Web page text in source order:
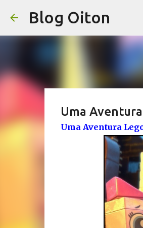
Blog Oiton
Uma
Uma Aventura